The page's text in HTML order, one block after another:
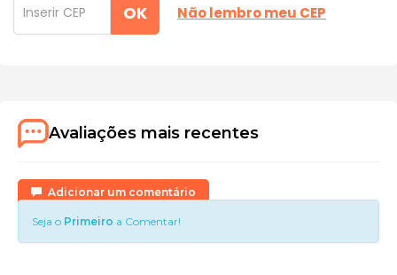
OK Não lembro meu CEP
Avaliações mais recentes
Adicionar um comentário
Seja o Primeiro a Comentar!